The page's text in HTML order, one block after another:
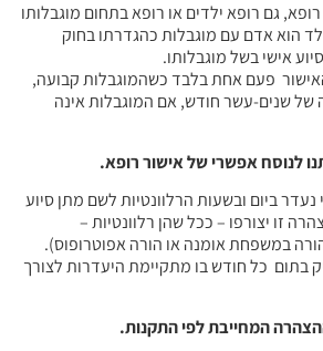
גם רופא ילדים או רופא בתחום מוגבלותו
הוא אדם עם מוגבלות כהגדרתו בחוק
אישי בשל מוגבלותו.
פעם אחת בלבד כשהמוגבלות קבועה,
שנים-עשר חודש, אם המוגבלות אינה
לנוסח אפשרי של אישור רופא.
נעדר ביום ובשעות הרלוונטיות לשם מתן סיוע
זו יצורפו – ככל שהן רלוונטיות –
במשפחת אומנה או הורה אפוטרופוס).
בתום כל חודש בו מתקיימת היעדרות לצורך
המחייבת לפי התקנות.